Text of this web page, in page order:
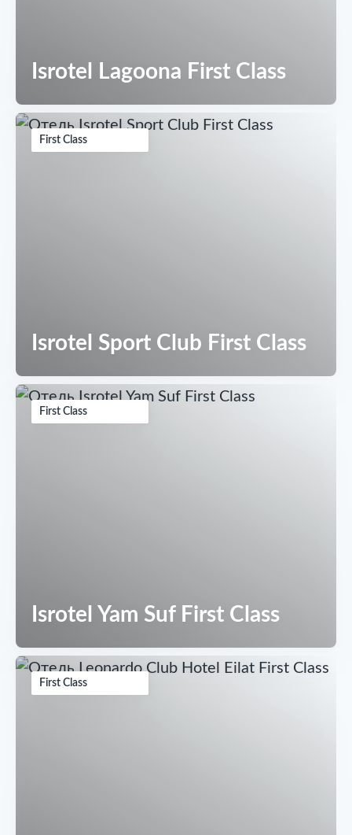
Isrotel Lagoona First Class
First Class
Isrotel Sport Club First Class
First Class
Isrotel Yam Suf First Class
First Class